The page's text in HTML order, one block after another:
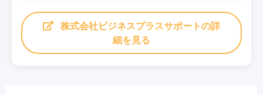
株式会社ビジネスプラスサポートの詳
細を見る